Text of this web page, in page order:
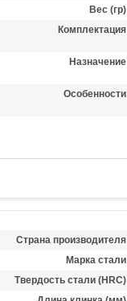
Вес (гр)
Комплектация
Назначение
Особенности
Страна производителя
Марка стали
Твердость стали (HRC)